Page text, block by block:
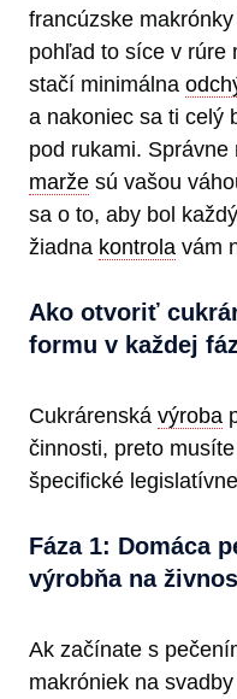
francúzske
pohľad to síce v rúre
stačí minimálna
a nakoniec sa ti celý
pod rukami. Správne
marže sú vašou
sa o to, aby bol
žiadna kontrola vám
Ako otvoriť
formu v každej
Cukrárenská výroba
činnosti, preto
špecifické
Fáza 1: Domáca
výrobňa na
Ak začínate s
makróniek na